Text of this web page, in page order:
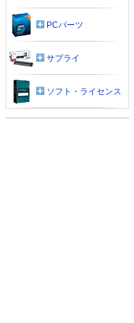
PCパーツ
サプライ
ソフト・ライセンス